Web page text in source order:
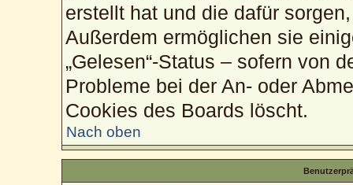
erstellt hat und die dafür
Außerdem ermöglichen sie
„Gelesen“-Status – sofern von
Probleme bei der An- oder
Cookies des Boards löscht.
Nach oben